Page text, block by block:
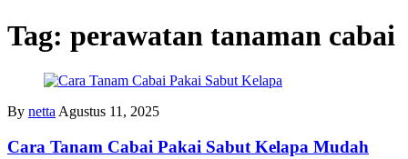
Tag: perawatan tanaman cabai
By netta Agustus 11, 2025
Cara Tanam Cabai Pakai Sabut Kelapa Mudah